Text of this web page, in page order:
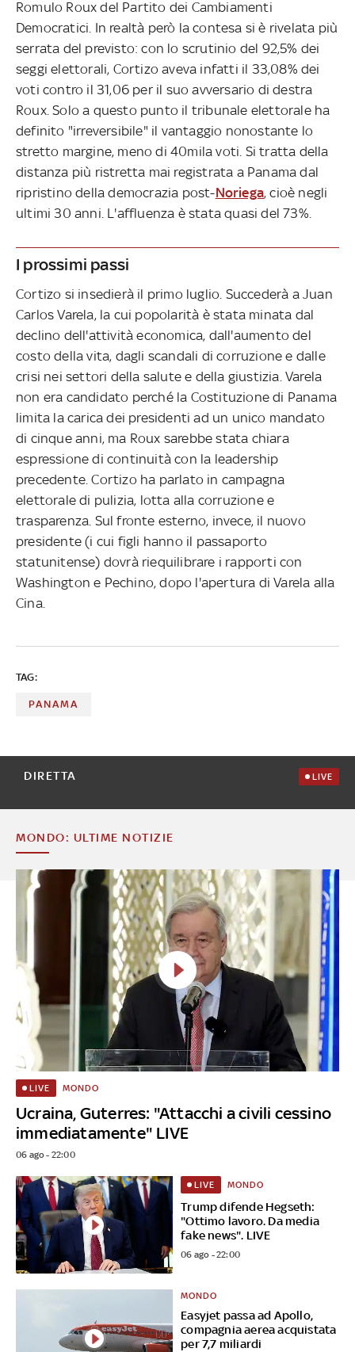
Romulo Roux del Partito dei Cambiamenti
Democratici. In realtà però la contesa si è rivelata più
serrata del previsto: con lo scrutinio del 92,5% dei
seggi elettorali, Cortizo aveva infatti il 33,08% dei
voti contro il 31,06 per il suo avversario di destra
Roux. Solo a questo punto il tribunale elettorale ha
definito "irreversibile" il vantaggio nonostante lo
stretto margine, meno di 40mila voti. Si tratta della
distanza più ristretta mai registrata a Panama dal
ripristino della democrazia post-Noriega, cioè negli
ultimi 30 anni. L'affluenza è stata quasi del 73%.
I prossimi passi
Cortizo si insedierà il primo luglio. Succederà a Juan
Carlos Varela, la cui popolarità è stata minata dal
declino dell'attività economica, dall'aumento del
costo della vita, dagli scandali di corruzione e dalle
crisi nei settori della salute e della giustizia. Varela
non era candidato perché la Costituzione di Panama
limita la carica dei presidenti ad un unico mandato
di cinque anni, ma Roux sarebbe stata chiara
espressione di continuità con la leadership
precedente. Cortizo ha parlato in campagna
elettorale di pulizia, lotta alla corruzione e
trasparenza. Sul fronte esterno, invece, il nuovo
presidente (i cui figli hanno il passaporto
statunitense) dovrà riequilibrare i rapporti con
Washington e Pechino, dopo l'apertura di Varela alla
Cina.
TAG:
PANAMA
DIRETTA LIVE
MONDO: ULTIME NOTIZIE
Ucraina, Guterres: "Attacchi a civili cessino
immediatamente" LIVE
LIVE MONDO
06 ago - 22:00
Trump difende Hegseth:
"Ottimo lavoro. Da media
fake news". LIVE
LIVE MONDO
06 ago - 22:00
Easyjet passa ad Apollo,
compagnia aerea acquistata
per 7,7 miliardi
MONDO